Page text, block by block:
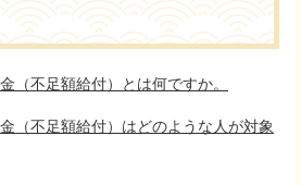
不足額給付）とは何ですか。
（不足額給付）はどのような人が対象